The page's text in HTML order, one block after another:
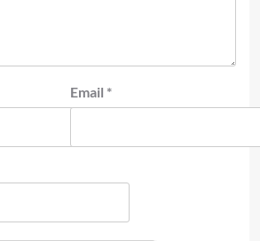
Email *